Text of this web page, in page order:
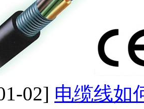
02] 电缆线如